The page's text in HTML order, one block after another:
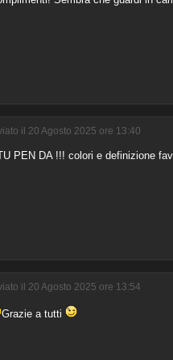
il 20 Agosto 2025 ore 13:40
PEN DA !!! colori e definizione
il 20 Agosto 2025 ore 13:54
Grazie a tutti